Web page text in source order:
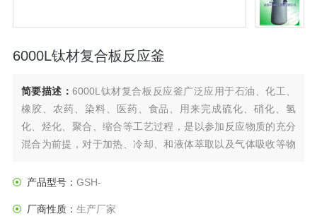
6000L钛材复合板反应釜
简要描述：6000L钛材复合板反应釜广泛应用于石油、化工、
橡胶、农药、染料、医药、食品、用来完成硫化、硝化、氢
化、烃化、聚合、缩合等工艺过程，是以参加反应物质的充分
混合为前提，对于加热、冷却、和液体萃取以及气体吸收等物
工，制药等行业理想的所需设备。
产品型号： GSH-
厂商性质： 生产厂家